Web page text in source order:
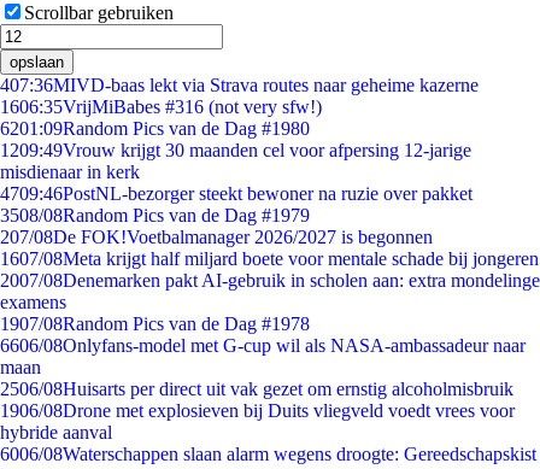
Scrollbar gebruiken
opslaan
407:36MIVD-baas lekt via Strava routes naar geheime kazerne
1606:35VrijMiBabes #316 (not very sfw!)
6201:09Random Pics van de Dag #1980
1209:49Vrouw krijgt 30 maanden cel voor afpersing 12-jarige
misdienaar in kerk
4709:46PostNL-bezorger steekt bewoner na ruzie over pakket
3508/08Random Pics van de Dag #1979
207/08De FOK!Voetbalmanager 2026/2027 is begonnen
1607/08Meta krijgt half miljard boete voor mentale schade bij jongeren
2007/08Denemarken pakt AI-gebruik in scholen aan: extra mondelinge
examens
1907/08Random Pics van de Dag #1978
6606/08Onlyfans-model met G-cup wil als NASA-ambassadeur naar
maan
2506/08Huisarts per direct uit vak gezet om ernstig alcoholmisbruik
1906/08Drone met explosieven bij Duits vliegveld voedt vrees voor
hybride aanval
6006/08Waterschappen slaan alarm wegens droogte: Gereedschapskist